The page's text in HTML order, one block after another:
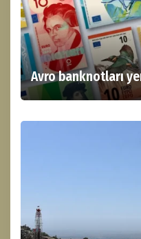
Avro banknotları